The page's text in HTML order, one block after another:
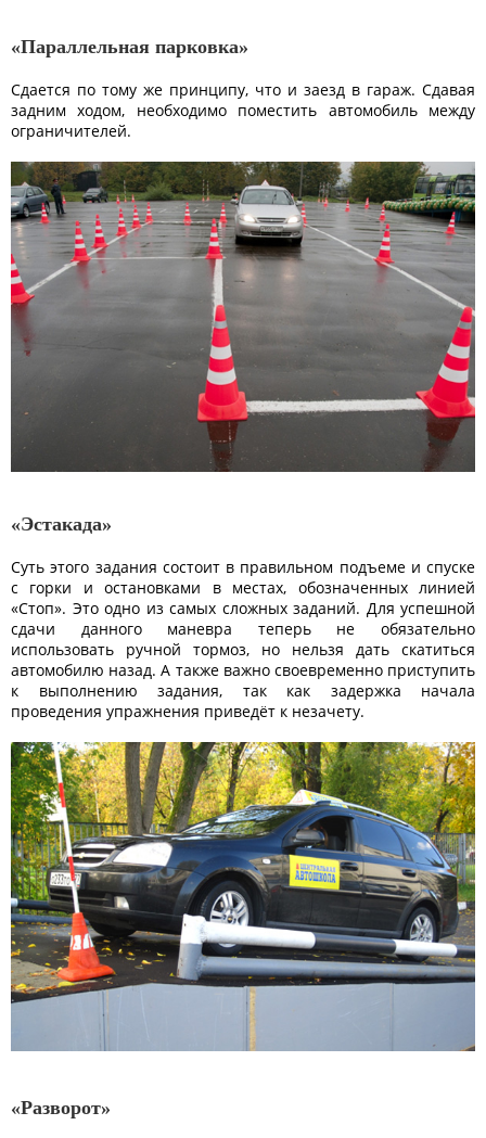
«Параллельная парковка»
Сдается по тому же принципу, что и заезд в гараж. Сдавая
задним ходом, необходимо поместить автомобиль между
ограничителей.
«Эстакада»
Суть этого задания состоит в правильном подъеме и спуске
с горки и остановками в местах, обозначенных линией
«Стоп». Это одно из самых сложных заданий. Для успешной
сдачи данного маневра теперь не обязательно
использовать ручной тормоз, но нельзя дать скатиться
автомобилю назад. А также важно своевременно приступить
к выполнению задания, так как задержка начала
проведения упражнения приведёт к незачету.
«Разворот»